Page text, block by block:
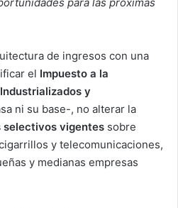
para las próximas
de ingresos con una
el Impuesto a la
y
ni su base-, no alterar la
selectivos vigentes sobre
y telecomunicaciones,
y medianas empresas